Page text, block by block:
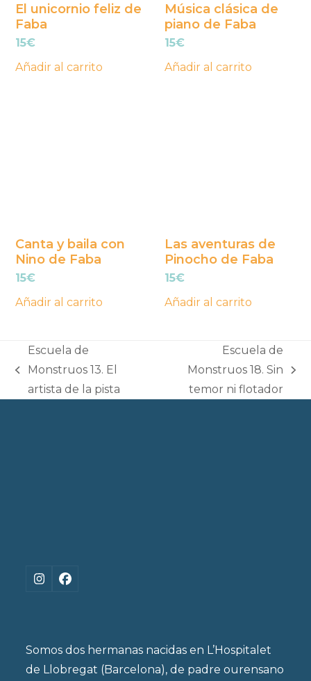
El unicornio feliz de
Faba
15€
Añadir al carrito
Música clásica de
piano de Faba
15€
Añadir al carrito
Canta y baila con
Nino de Faba
15€
Añadir al carrito
Las aventuras de
Pinocho de Faba
15€
Añadir al carrito
previous
post:
Escuela de
Monstruos 13. El
artista de la pista
post:
Escuela de
Monstruos 18. Sin
temor ni flotador
Instagram
Facebook
Somos dos hermanas nacidas en L’Hospitalet
de Llobregat (Barcelona), de padre ourensano